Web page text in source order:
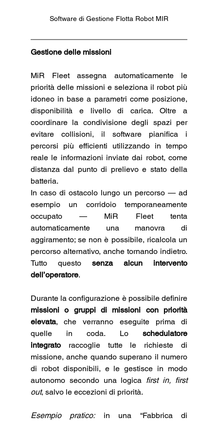
Software di Gestione Flotta Robot MIR
Gestione delle missioni
MiR Fleet assegna automaticamente le
priorità delle missioni e seleziona il robot più
idoneo in base a parametri come posizione,
disponibilità e livello di carica. Oltre a
coordinare la condivisione degli spazi per
evitare collisioni, il software pianifica i
percorsi più efficienti utilizzando in tempo
reale le informazioni inviate dai robot, come
distanza dal punto di prelievo e stato della
batteria.
In caso di ostacolo lungo un percorso — ad
esempio un corridoio temporaneamente
occupato — MiR Fleet tenta
automaticamente una manovra di
aggiramento; se non è possibile, ricalcola un
percorso alternativo, anche tornando indietro.
Tutto questo senza alcun intervento
dell’operatore.
missioni o gruppi di missioni con priorità
elevata, che verranno eseguite prima di
quelle in coda. Lo schedulatore
integrato raccoglie tutte le richieste di
missione, anche quando superano il numero
di robot disponibili, e le gestisce in modo
autonomo secondo una logica first in, first
out, salvo le eccezioni di priorità.
Esempio pratico: in una “Fabbrica di